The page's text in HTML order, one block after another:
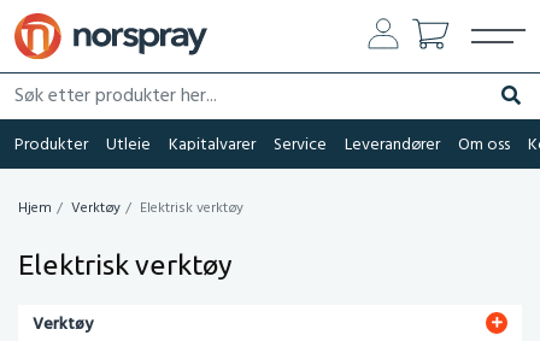
Søk etter produkter her...
Søk
Produkter Utleie Kapitalvarer Service Leverandører Om oss
Hjem Verktøy Elektrisk verktøy
Elektrisk verktøy
Verktøy